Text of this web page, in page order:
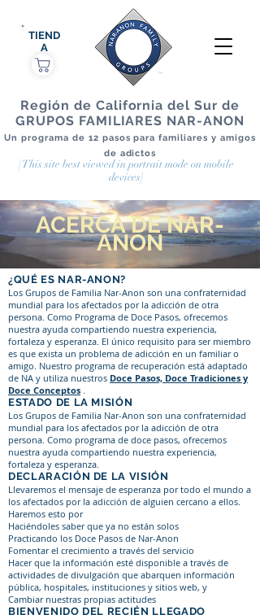
Región de California del Sur de
GRUPOS FAMILIARES NAR-ANON
Un programa de 12 pasos para familiares y amigos
de adictos
TIEND
A
[This site best viewed in portrait mode on mobile
devices]
ACERCA DE NAR-
ANON
¿QUÉ ES NAR-ANON?
Los Grupos de Familia Nar-Anon son una confraternidad
mundial para los afectados por la adicción de otra
persona. Como Programa de Doce Pasos, ofrecemos
nuestra ayuda compartiendo nuestra experiencia,
fortaleza y esperanza. El único requisito para ser miembro
es que exista un problema de adicción en un familiar o
amigo. Nuestro programa de recuperación está adaptado
de NA y utiliza nuestros Doce Pasos, Doce Tradiciones y
Doce Conceptos .
ESTADO DE LA MISIÓN
Los Grupos de Familia Nar-Anon son una confraternidad
mundial para los afectados por la adicción de otra
persona. Como programa de doce pasos, ofrecemos
nuestra ayuda compartiendo nuestra experiencia,
fortaleza y esperanza.
DECLARACIÓN DE LA VISIÓN
Llevaremos el mensaje de esperanza por todo el mundo a
los afectados por la adicción de alguien cercano a ellos.
Haremos esto por
Haciéndoles saber que ya no están solos
Practicando los Doce Pasos de Nar-Anon
Fomentar el crecimiento a través del servicio
Hacer que la información esté disponible a través de
actividades de divulgación que abarquen información
pública, hospitales, instituciones y sitios web, y
Cambiar nuestras propias actitudes
BIENVENIDO DEL RECIÉN LLEGADO